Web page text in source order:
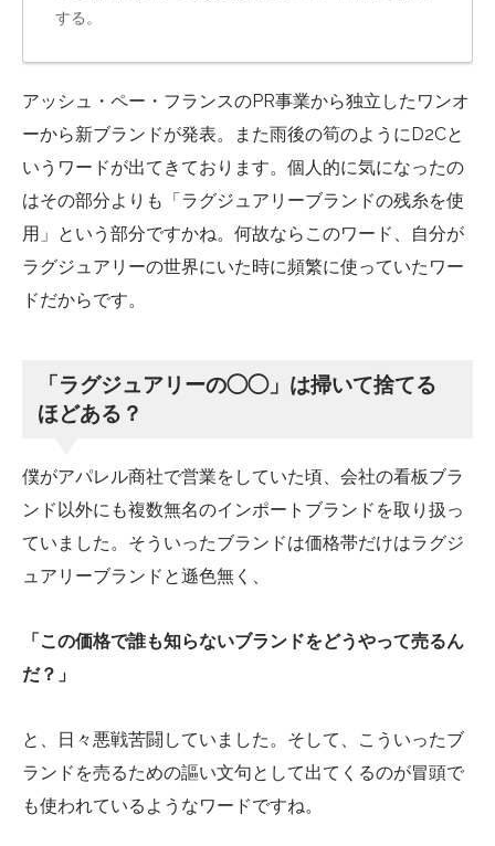
する。
アッシュ・ペー・フランスのPR事業から独立したワンオ
ーから新ブランドが発表。また雨後の筍のようにD2Cと
いうワードが出てきております。個人的に気になったの
はその部分よりも「ラグジュアリーブランドの残糸を使
用」という部分ですかね。何故ならこのワード、自分が
ラグジュアリーの世界にいた時に頻繁に使っていたワー
ドだからです。
「ラグジュアリーの◯◯」は掃いて捨てる
ほどある？
僕がアパレル商社で営業をしていた頃、会社の看板ブラ
ンド以外にも複数無名のインポートブランドを取り扱っ
ていました。そういったブランドは価格帯だけはラグジ
ュアリーブランドと遜色無く、
「この価格で誰も知らないブランドをどうやって売るん
だ？」
と、日々悪戦苦闘していました。そして、こういったブ
ランドを売るための謳い文句として出てくるのが冒頭で
も使われているようなワードですね。